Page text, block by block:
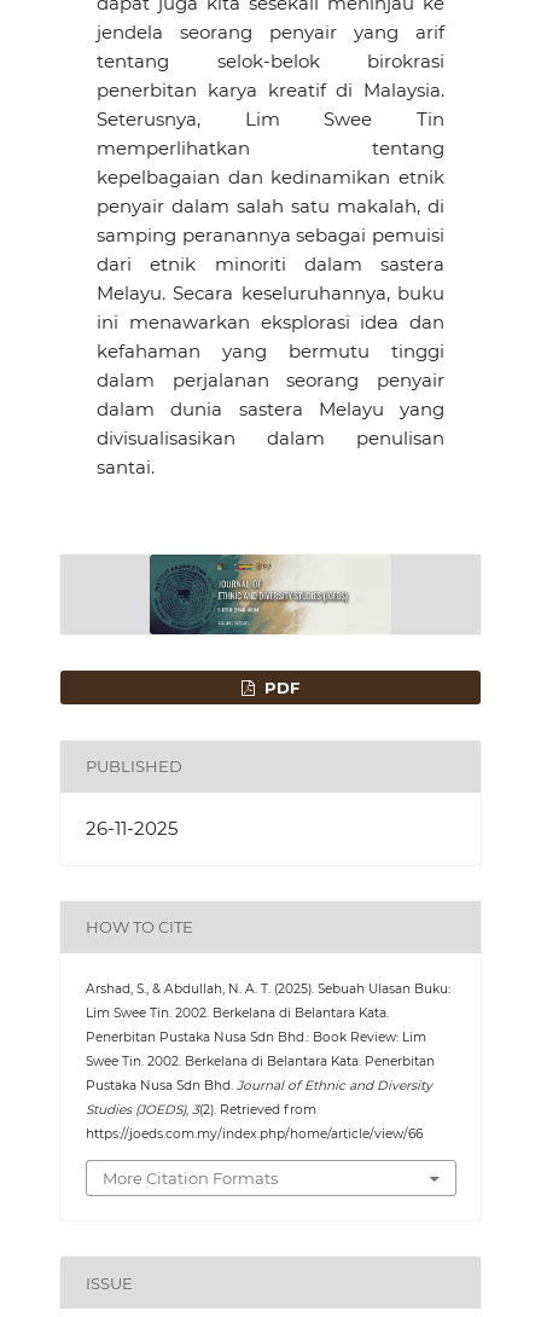
jendela seorang penyair yang arif
tentang selok-belok birokrasi
penerbitan karya kreatif di Malaysia.
Seterusnya, Lim Swee Tin
memperlihatkan tentang
kepelbagaian dan kedinamikan etnik
penyair dalam salah satu makalah, di
samping peranannya sebagai pemuisi
dari etnik minoriti dalam sastera
Melayu. Secara keseluruhannya, buku
ini menawarkan eksplorasi idea dan
kefahaman yang bermutu tinggi
dalam perjalanan seorang penyair
dalam dunia sastera Melayu yang
divisualisasikan dalam penulisan
santai.
PDF
PUBLISHED
26-11-2025
HOW TO CITE
Arshad, S., & Abdullah, N. A. T. (2025). Sebuah Ulasan Buku:
Lim Swee Tin. 2002. Berkelana di Belantara Kata.
Penerbitan Pustaka Nusa Sdn Bhd.: Book Review: Lim
Swee Tin. 2002. Berkelana di Belantara Kata. Penerbitan
Pustaka Nusa Sdn Bhd. Journal of Ethnic and Diversity
Studies (JOEDS), 3(2). Retrieved from
https://joeds.com.my/index.php/home/article/view/66
More Citation Formats
ISSUE